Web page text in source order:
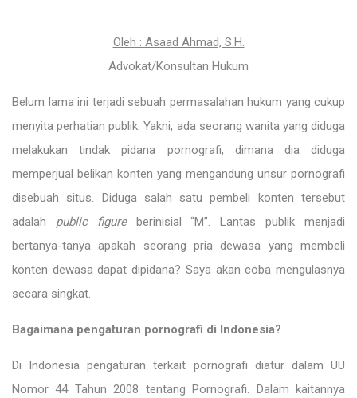
Oleh : Asaad Ahmad, S.H.
Advokat/Konsultan Hukum
Belum lama ini terjadi sebuah permasalahan hukum yang cukup
menyita perhatian publik. Yakni, ada seorang wanita yang diduga
melakukan tindak pidana pornografi, dimana dia diduga
memperjual belikan konten yang mengandung unsur pornografi
disebuah situs. Diduga salah satu pembeli konten tersebut
adalah public figureberinisial “M”. Lantas publik menjadi
bertanya-tanya apakah seorang pria dewasa yang membeli
konten dewasa dapat dipidana? Saya akan coba mengulasnya
secara singkat.
Bagaimana pengaturan pornografi di Indonesia?
Di Indonesia pengaturan terkait pornografi diatur dalam UU
Nomor 44 Tahun 2008 tentang Pornografi. Dalam kaitannya